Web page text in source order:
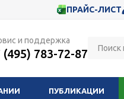
ПРАЙС-ЛИСТ
и поддержка
(495) 783-72-87
ПУБЛИКАЦИИ